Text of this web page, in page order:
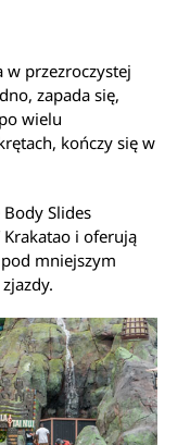
w przezroczystej
zapada się,
wielu
kończy się w
Slides
Krakatao i oferują
mniejszym